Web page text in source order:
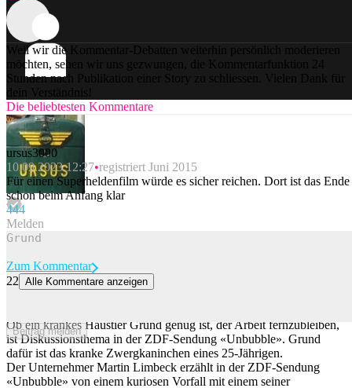
Weil wir die Kommentar-Debatten weiterhin persönlich moderieren
möchten, sehen wir uns gezwungen, die Kommentarfunktion 24
Stunden nach Publikation einer Story zu schliessen. Vielen Dank für
dein Verständnis!
Die beliebtesten Kommentare
ursus3000
10.09.2023 12:27 registriert Juni 2015
Für einen Superheldenfilm würde es sicher reichen. Dort ist das Ende
schon beim Anfang klar
444
Melden
Beitrag melden
Zum Kommentar
22 Alle Kommentare anzeigen
Ob ein krankes Haustier Grund genug ist, der Arbeit fernzubleiben,
ist Diskussionsthema in der ZDF-Sendung «Unbubble». Grund
dafür ist das kranke Zwergkaninchen eines 25-Jährigen.
Der Unternehmer Martin Limbeck erzählt in der ZDF-Sendung
«Unbubble» von einem kuriosen Vorfall mit einem seiner